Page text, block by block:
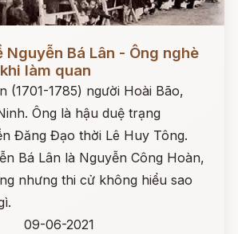
Nguyễn Bá Lân - Ông nghè
làm quan
(1701-1785) người Hoài Bão,
Ông là hậu duệ trạng
Đăng Đạo thời Lê Huy Tông.
Bá Lân là Nguyễn Công Hoàn,
nhưng thi cử không hiểu sao
09-06-2021